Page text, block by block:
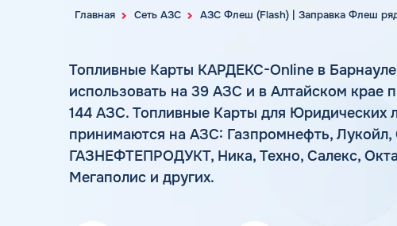
Автомойки
Шиномонтаж
Вопросы и Ответы
АЗС Газпром
АЗС
Нефтьмагистраль
Главная Сеть АЗС АЗС Флеш (Flash) | Заправка Флеш
Топливные Карты КАРДЕКС-Online в
использовать на 39 АЗС и в Алтайском крае
144 АЗС. Топливные Карты для Юридических
принимаются на АЗС: Газпромнефть,
ГАЗНЕФТЕПРОДУКТ, Ника, Техно, Салекс,
Мегаполис и других.